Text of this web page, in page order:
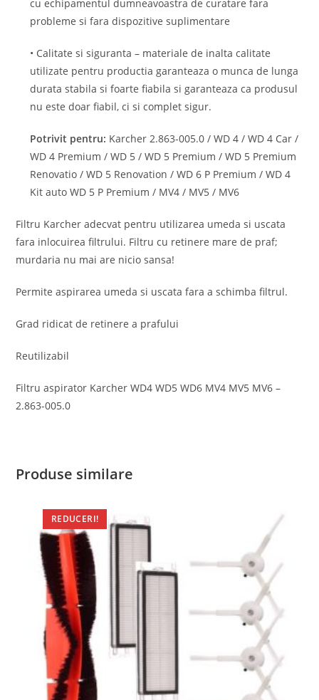
cu echipamentul dumneavoastra de curatare fara
probleme si fara dispozitive suplimentare
• Calitate si siguranta – materiale de inalta calitate
utilizate pentru productia garanteaza o munca de lunga
durata stabila si foarte fiabila si garanteaza ca produsul
nu este doar fiabil, ci si complet sigur.
Potrivit pentru: Karcher 2.863-005.0 / WD 4 / WD 4 Car /
WD 4 Premium / WD 5 / WD 5 Premium / WD 5 Premium
Renovatio / WD 5 Renovation / WD 6 P Premium / WD 4
Kit auto WD 5 P Premium / MV4 / MV5 / MV6
Filtru Karcher adecvat pentru utilizarea umeda si uscata
fara inlocuirea filtrului. Filtru cu retinere mare de praf;
murdaria nu mai are nicio sansa!
Permite aspirarea umeda si uscata fara a schimba filtrul.
Grad ridicat de retinere a prafului
Reutilizabil
Filtru aspirator Karcher WD4 WD5 WD6 MV4 MV5 MV6 –
2.863-005.0
Produse similare
REDUCERI!